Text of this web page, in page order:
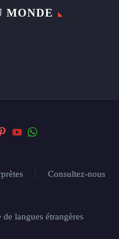
MONDE
Consultez-nous
langues étrangères